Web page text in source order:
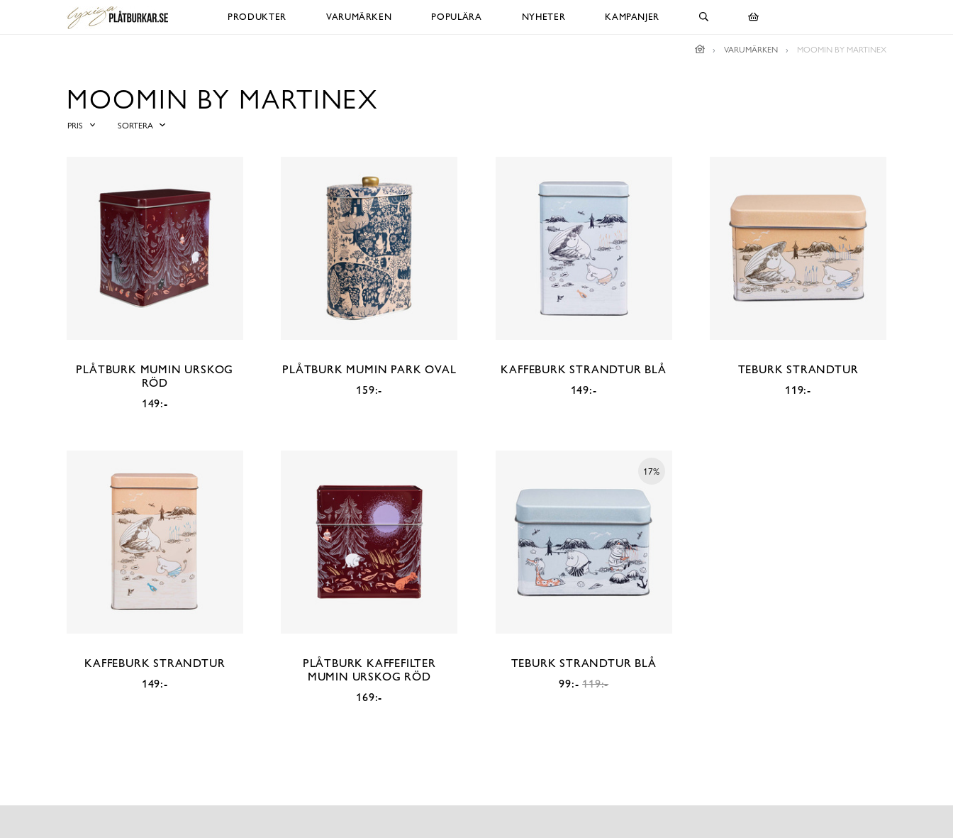
PRODUKTER VARUMÄRKEN POPULÄRA NYHETER KAMPANJER
VARUMÄRKEN MOOMIN BY MARTINEX
MOOMIN BY MARTINEX
PRIS SORTERA
PLÅTBURK MUMIN URSKOG
RÖD
149:-
PLÅTBURK MUMIN PARK OVAL
159:-
KAFFEBURK STRANDTUR BLÅ
149:-
TEBURK STRANDTUR
119:-
KAFFEBURK STRANDTUR
149:-
PLÅTBURK KAFFEFILTER
MUMIN URSKOG RÖD
169:-
17%
TEBURK STRANDTUR BLÅ
99:-119:-